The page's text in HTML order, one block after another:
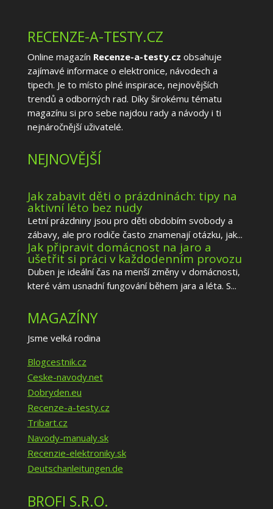
RECENZE-A-TESTY.CZ
Online magazín Recenze-a-testy.cz obsahuje
zajímavé informace o elektronice, návodech a
tipech. Je to místo plné inspirace, nejnovějších
trendů a odborných rad. Díky širokému tématu
magazínu si pro sebe najdou rady a návody i ti
nejnáročnější uživatelé.
NEJNOVĚJŠÍ
Jak zabavit děti o prázdninách: tipy na
aktivní léto bez nudy
Letní prázdniny jsou pro děti obdobím svobody a
zábavy, ale pro rodiče často znamenají otázku, jak...
Jak připravit domácnost na jaro a
ušetřit si práci v každodenním provozu
Duben je ideální čas na menší změny v domácnosti,
které vám usnadní fungování během jara a léta. S...
MAGAZÍNY
Jsme velká rodina
Blogcestnik.cz
Ceske-navody.net
Dobryden.eu
Recenze-a-testy.cz
Tribart.cz
Navody-manualy.sk
Recenzie-elektroniky.sk
Deutschanleitungen.de
BROFI S.R.O.